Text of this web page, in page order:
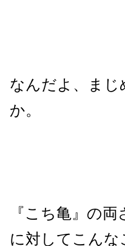
なんだよ、ま
か。
『こち亀』の
に対してこんな